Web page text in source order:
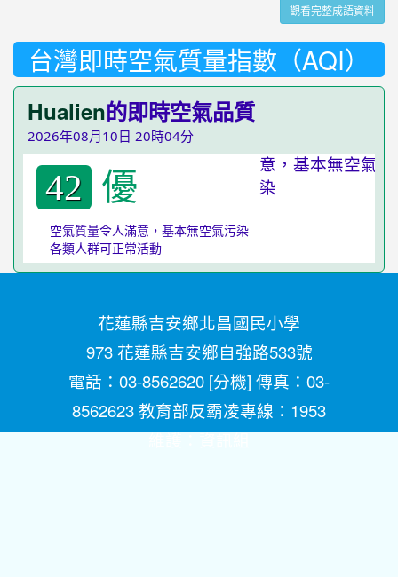
觀看完整成語資料
台灣即時空氣質量指數（AQI）
Hualien的即時空氣品質
2026年08月10日 20時04分
42 優
空氣質量令人滿意，基本無空氣污染
各類人群可正常活動
花蓮縣吉安鄉北昌國民小學
973 花蓮縣吉安鄉自強路533號
電話：03-8562620 [分機] 傳真：03-
8562623 教育部反霸凌專線：1953
維護：資訊組